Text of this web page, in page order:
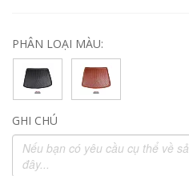
PHÂN LOẠI MÀU:
GHI CHÚ